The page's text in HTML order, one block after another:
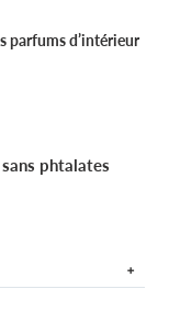
parfums d’intérieur
phtalates